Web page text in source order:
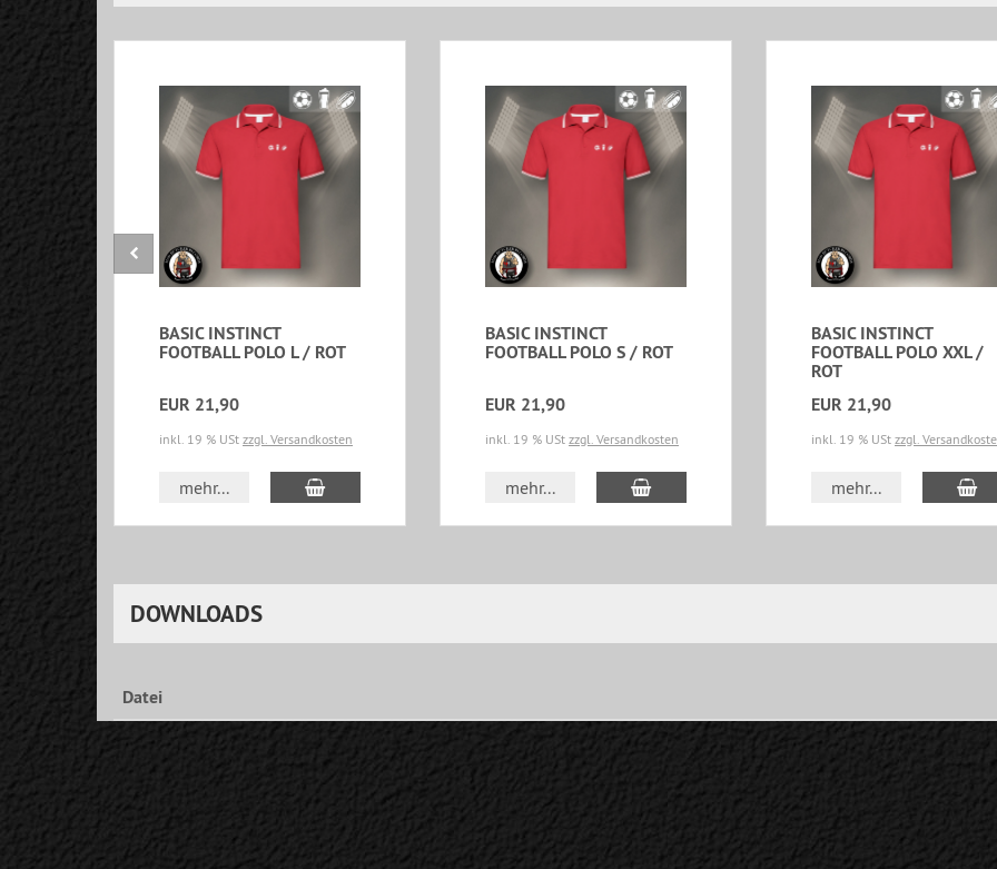
BASIC INSTINCT
FOOTBALL POLO L / ROT
EUR 21,90
inkl. 19 % USt zzgl. Versandkosten
mehr... In den Warenkorb
BASIC INSTINCT
FOOTBALL POLO S / ROT
EUR 21,90
inkl. 19 % USt zzgl. Versandkosten
mehr... In den Warenkorb
BASIC INSTINCT
FOOTBALL POLO XXL /
ROT
EUR 21,90
inkl. 19 % USt zzgl.
mehr... In
DOWNLOADS
Datei